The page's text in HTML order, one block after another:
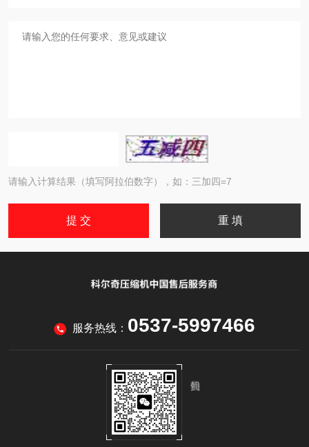
请输入计算结果（填写阿拉伯数字），如：三加四=7
服务热线： 0537-5997466